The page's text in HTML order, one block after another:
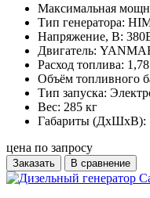
Максимальная
Тип генератора:
Напряжение, В:
Двигатель:
Расход топлива:
Объём топливного
Тип запуска:
Вес: 285 кг
Габариты (ДхШхВ):
цена по запросу
Заказать В сравнение